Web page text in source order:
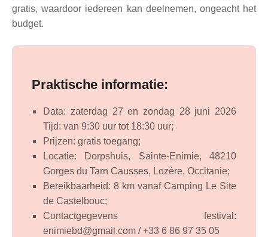
gratis, waardoor iedereen kan deelnemen, ongeacht het
budget.
Praktische informatie:
Data: zaterdag 27 en zondag 28 juni 2026
Tijd: van 9:30 uur tot 18:30 uur;
Prijzen: gratis toegang;
Locatie: Dorpshuis, Sainte-Enimie, 48210
Gorges du Tarn Causses, Lozère, Occitanie;
Bereikbaarheid: 8 km vanaf Camping Le Site
de Castelbouc;
Contactgegevens festival:
enimiebd@gmail.com / +33 6 86 97 35 05